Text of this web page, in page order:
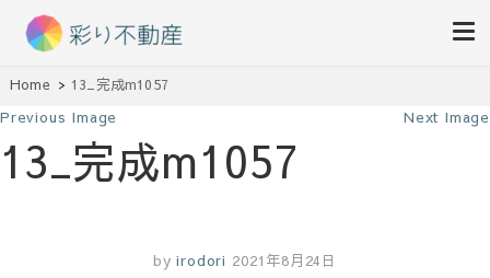
彩り不動産
Home 13_完成m1057
Previous Image Next Image
13_完成m1057
by irodori 2021年8月24日